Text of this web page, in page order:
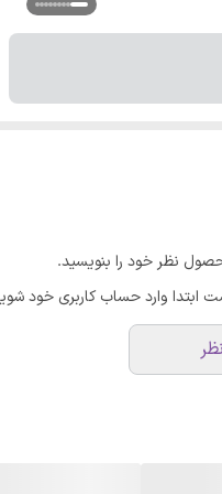
نظر خود را بنویسید.
ابتدا وارد حساب کاربری خود